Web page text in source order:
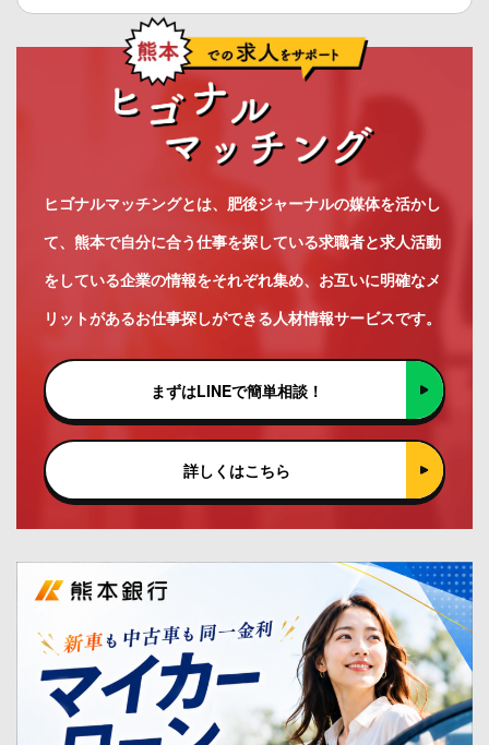
ヒゴナルマッチングとは、肥後ジャーナルの媒体を活かし
て、熊本で自分に合う仕事を探している求職者と求人活動
をしている企業の情報をそれぞれ集め、お互いに明確なメ
リットがあるお仕事探しができる人材情報サービスです。
まずはLINEで簡単相談！
詳しくはこちら